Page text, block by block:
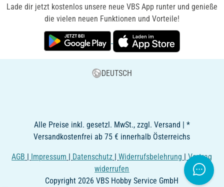
Lade dir jetzt kostenlos unsere neue VBS App runter und genieße
die vielen neuen Funktionen und Vorteile!
DEUTSCH
Alle Preise inkl. gesetzl. MwSt., zzgl. Versand | *
Versandkostenfrei ab 75 € innerhalb Österreichs
AGB | Impressum | Datenschutz |Widerrufsbelehrung |Vertrag
widerrufen
Copyright 2026 VBS Hobby Service GmbH